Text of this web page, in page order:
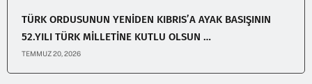
TÜRK ORDUSUNUN YENİDEN KIBRIS’A AYAK BASIŞININ
52.YILI TÜRK MİLLETİNE KUTLU OLSUN …
TEMMUZ 20, 2026